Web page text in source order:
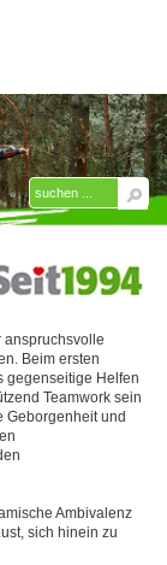
▼
▼
anspruchsvolle
Beim ersten
gegenseitige Helfen
Teamwork sein
Geborgenheit und
Ambivalenz
sich hinein zu